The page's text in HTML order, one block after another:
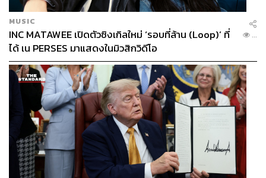
MUSIC
INC MATAWEE เปิดตัวซิงเกิลใหม่ ‘รอบที่ล้าน (Loop)’ ที่
ได้ เน PERSES มาแสดงในมิวสิกวิดีโอ
...